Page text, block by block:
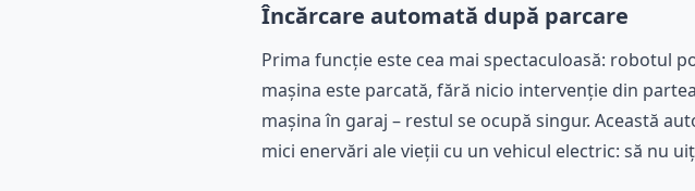
Încărcare automată după parcare
Prima funcție este cea mai spectaculoasă: robotul
mașina este parcată, fără nicio intervenție din
mașina în garaj – restul se ocupă singur. Această
mici enervări ale vieții cu un vehicul electric: să nu